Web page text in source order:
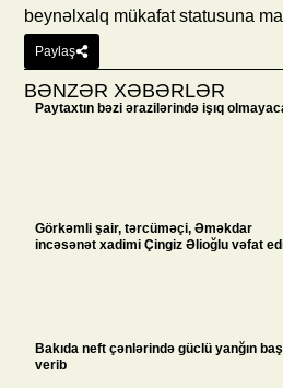
beynəlxalq mükafat statusuna
Paylaş
BƏNZƏR XƏBƏRLƏR
Paytaxtın bəzi ərazilərində işıq
Görkəmli şair, tərcüməçi, Əməkdar
incəsənət xadimi Çingiz Əlioğlu vəfat
Bakıda neft çənlərində güclü yanğın baş
verib